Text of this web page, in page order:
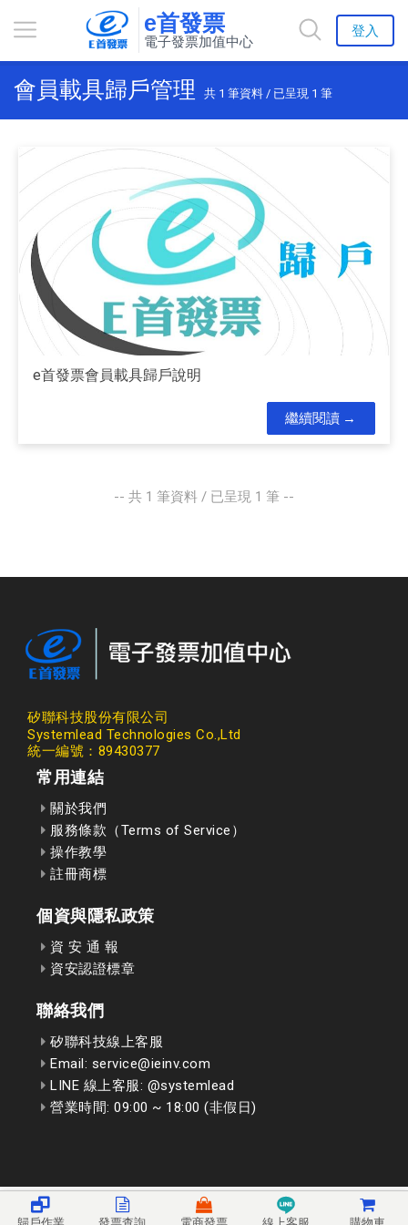
e首發票
電子發票加值中心
登入
會員載具歸戶管理 共 1 筆資料 / 已呈現 1 筆
e首發票會員載具歸戶說明
繼續閱讀
-- 共 1 筆資料 / 已呈現 1 筆 --
矽聯科技股份有限公司
Systemlead Technologies Co.,Ltd
統一編號：89430377
常用連結
關於我們
服務條款（Terms of Service）
操作教學
註冊商標
個資與隱私政策
資 安 通 報
資安認證標章
聯絡我們
矽聯科技線上客服
Email: service@ieinv.com
LINE 線上客服: @systemlead
營業時間: 09:00 ~ 18:00 (非假日)